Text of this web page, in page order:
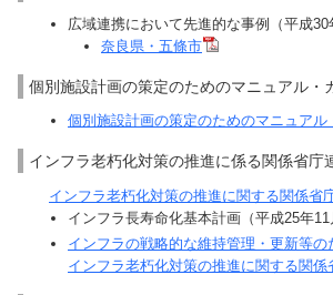
広域連携において先進的な事例（平成30
奈良県・五條市
個別施設計画の策定のためのマニュアル・
個別施設計画の策定のためのマニュアル
インフラ老朽化対策の推進に係る関係省庁
インフラ老朽化対策の推進に関する関係省
インフラ長寿命化基本計画（平成25年11
インフラの戦略的な維持管理・更新等
インフラ老朽化対策の推進に関する関係